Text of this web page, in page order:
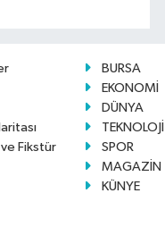
Fikstür
BURSA
EKONOMİ
DÜNYA
TEKNOLOJİ
SPOR
MAGAZİN
KÜNYE